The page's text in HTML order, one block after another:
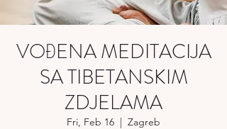
VOĐENA MEDITACIJA
SA TIBETANSKIM
ZDJELAMA
Fri, Feb 16
  |
Zagreb